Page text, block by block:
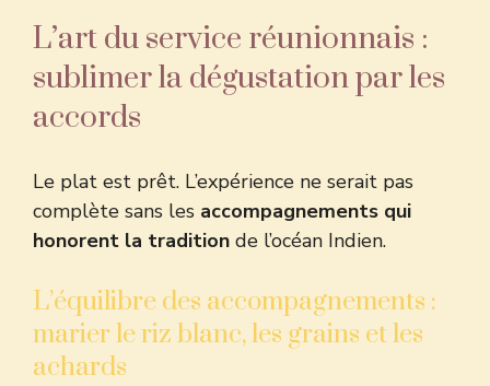
L’art du service réunionnais :
sublimer la dégustation par les
accords
Le plat est prêt. L’expérience ne serait pas
complète sans les accompagnements qui
honorent la tradition de l’océan Indien.
L’équilibre des accompagnements :
marier le riz blanc, les grains et les
achards